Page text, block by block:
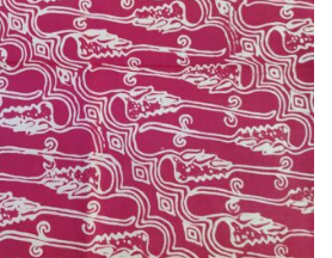
Ajouter
à la liste
de
souhaits